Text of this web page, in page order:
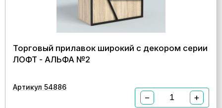
Торговый прилавок широкий с декором серии
ЛОФТ - АЛЬФА №2
Артикул 54886
− +